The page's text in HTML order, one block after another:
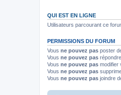
QUI EST EN LIGNE
Utilisateurs parcourant ce
PERMISSIONS DU FORUM
Vous ne pouvez pas poster
Vous ne pouvez pas
Vous ne pouvez pas modifier
Vous ne pouvez pas
Vous ne pouvez pas joindre